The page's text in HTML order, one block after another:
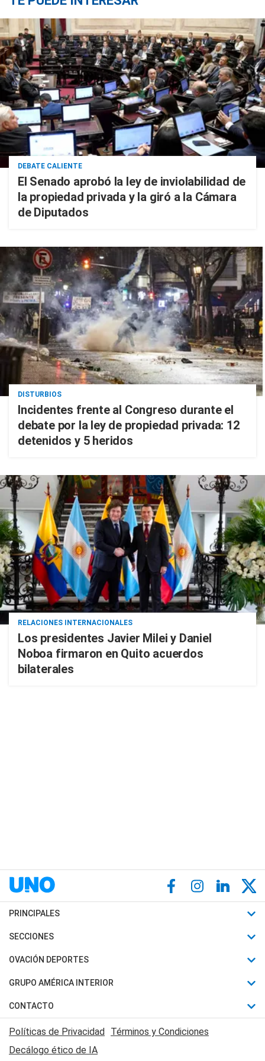
DEBATE CALIENTE
El Senado aprobó la ley de inviolabilidad de
la propiedad privada y la giró a la Cámara
de Diputados
DISTURBIOS
Incidentes frente al Congreso durante el
debate por la ley de propiedad privada: 12
detenidos y 5 heridos
RELACIONES INTERNACIONALES
Los presidentes Javier Milei y Daniel
Noboa firmaron en Quito acuerdos
bilaterales
PRINCIPALES
Últimas Noticias
Política
Judiciales
Economia
SECCIONES
Horóscopo
Motores
Trucos caseros
Series y Películas
Edictos y Solicitadas
OVACIÓN DEPORTES
Fútbol
Mundial
Automovilismo
Rugby
GRUPO AMÉRICA INTERIOR
Canal 7 en Vivo
CONTACTO
Acerca de Nosotros
Contactanos
Políticas de Privacidad Términos y Condiciones
Decálogo ético de IA